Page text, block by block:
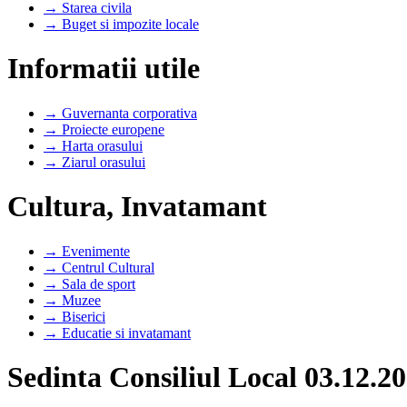
→ Starea civila
→ Buget si impozite locale
Informatii utile
→ Guvernanta corporativa
→ Proiecte europene
→ Harta orasului
→ Ziarul orasului
Cultura, Invatamant
→ Evenimente
→ Centrul Cultural
→ Sala de sport
→ Muzee
→ Biserici
→ Educatie si invatamant
Sedinta Consiliul Local